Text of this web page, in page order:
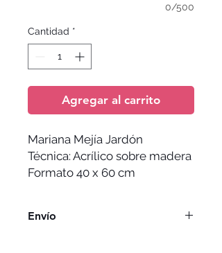
0/500
Cantidad *
Agregar al carrito
Mariana Mejía Jardón
Técnica: Acrílico sobre madera
Formato 40 x 60 cm
Envío